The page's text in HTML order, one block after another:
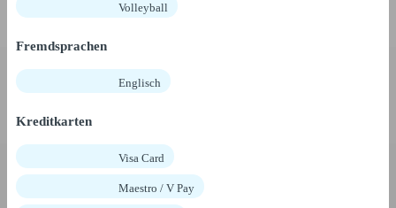
Volleyball
Fremdsprachen
Englisch
Kreditkarten
Visa Card
Maestro / V Pay